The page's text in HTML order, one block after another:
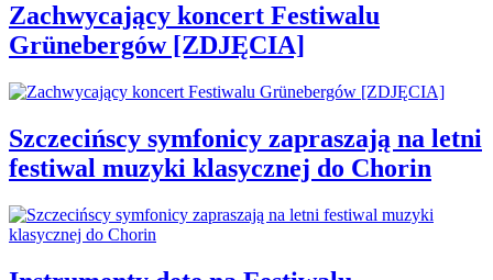
Zachwycający koncert Festiwalu
Grünebergów [ZDJĘCIA]
Szczecińscy symfonicy zapraszają na letni
festiwal muzyki klasycznej do Chorin